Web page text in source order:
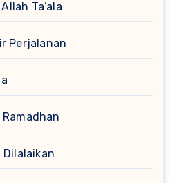
Ta’ala
Perjalanan
Dilalaikan